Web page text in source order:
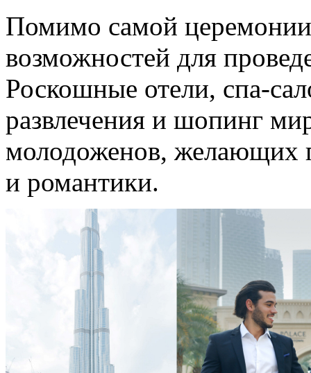
Помимо самой
возможностей для
Роскошные отели, спа-
развлечения и шопинг
молодоженов, желающих
и романтики.